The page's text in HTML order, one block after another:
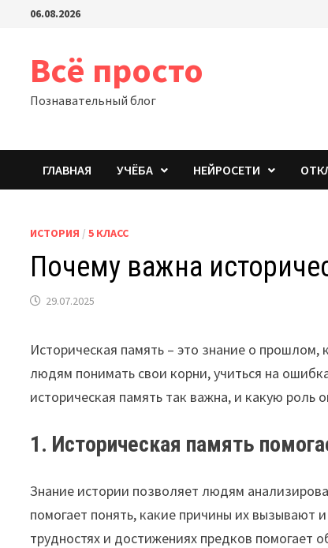
Перейти06.08.2026
Всё просто
Познавательный блог
ГЛАВНАЯ УЧЁБА НЕЙРОСЕТИ
ИСТОРИЯ /5 КЛАСС
Почему важна
29.07.2025
Историческая память – это знание о
людям понимать свои корни, учиться на
историческая память так важна, и какую роль
1. Историческая память
Знание истории позволяет людям
помогает понять, какие причины их
трудностях и достижениях предков помогает